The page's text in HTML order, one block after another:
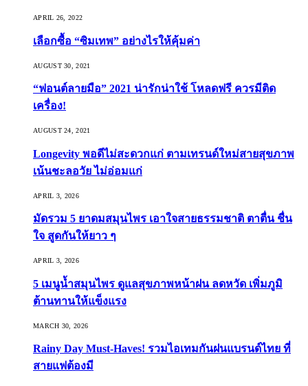
APRIL 26, 2022
เลือกซื้อ “ซิมเทพ” อย่างไรให้คุ้มค่า
AUGUST 30, 2021
“ฟอนต์ลายมือ” 2021 น่ารักน่าใช้ โหลดฟรี ควรมีติด
เครื่อง!
AUGUST 24, 2021
Longevity พอดีไม่สะดวกแก่ ตามเทรนด์ใหม่สายสุขภาพ
เน้นชะลอวัย ไม่อ่อมแก่
APRIL 3, 2026
มัดรวม 5 ยาดมสมุนไพร เอาใจสายธรรมชาติ ตาตื่น ชื่น
ใจ สูดกันให้ยาว ๆ
APRIL 3, 2026
5 เมนูน้ำสมุนไพร ดูแลสุขภาพหน้าฝน ลดหวัด เพิ่มภูมิ
ต้านทานให้แข็งแรง
MARCH 30, 2026
Rainy Day Must-Haves! รวมไอเทมกันฝนแบรนด์ไทย ที่
สายแฟต้องมี